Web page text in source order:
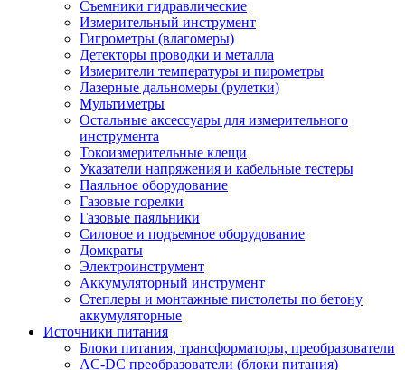
Съемники гидравлические
Измерительный инструмент
Гигрометры (влагомеры)
Детекторы проводки и металла
Измерители температуры и пирометры
Лазерные дальномеры (рулетки)
Мультиметры
Остальные аксессуары для измерительного
инструмента
Токоизмерительные клещи
Указатели напряжения и кабельные тестеры
Паяльное оборудование
Газовые горелки
Газовые паяльники
Силовое и подъемное оборудование
Домкраты
Электроинструмент
Аккумуляторный инструмент
Степлеры и монтажные пистолеты по бетону
аккумуляторные
Источники питания
Блоки питания, трансформаторы, преобразователи
AC-DC преобразователи (блоки питания)